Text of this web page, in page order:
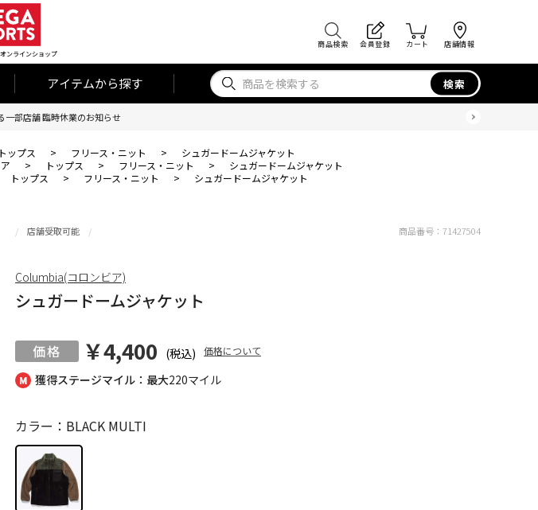
ンラインショップ
商品検索 会員登録 カート 店舗情報
アイテムから探す 検索
部店舗 臨時休業のお知らせ
トップス > フリース・ニット >
シュガードームジャケット
> トップス > フリース・ニット >
シュガードームジャケット
トップス > フリース・ニット > シュガードームジャケット
獲得ステージマイル：最大220マイル
店舗受取可能
シュガードームジャケット
￥4,400 (税込) 価格について
カラー：BLACK MULTI
商品番号： 71427504
Columbia(コロンビア)